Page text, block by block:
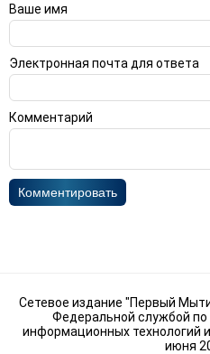
Ваше имя
Электронная почта для ответа
Комментарий
Комментировать
Сетевое издание "Первый
Федеральной службой по
информационных технологий
июня